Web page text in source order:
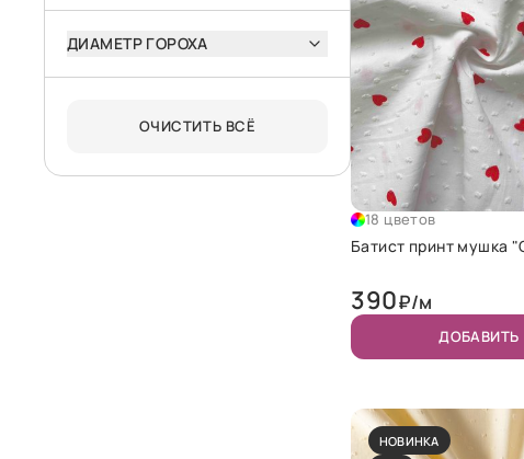
ДИАМЕТР ГОРОХА
ОЧИСТИТЬ ВСЁ
18 цветов
Батист принт мушка
390₽/м
ДОБАВИТЬ
НОВИНКА